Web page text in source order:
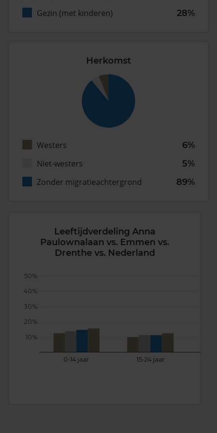
Gezin (met kinderen)
28%
Herkomst
Westers
6%
Niet-westers
5%
Zonder migratieachtergrond
89%
Leeftijdverdeling Anna
Paulownalaan vs. Emmen vs.
Drenthe vs. Nederland
0-14 jaar 15-24 jaar
10%
20%
30%
40%
50%